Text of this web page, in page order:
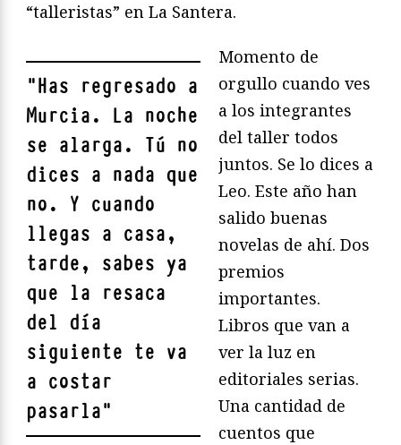
“talleristas” en La Santera.
"Has regresado a
Murcia. La noche
se alarga. Tú no
dices a nada que
no. Y cuando
llegas a casa,
tarde, sabes ya
que la resaca
del día
siguiente te va
a costar
pasarla"
Momento de
orgullo cuando ves
a los integrantes
del taller todos
juntos. Se lo dices a
Leo. Este año han
salido buenas
novelas de ahí. Dos
premios
importantes.
Libros que van a
ver la luz en
editoriales serias.
Una cantidad de
cuentos que